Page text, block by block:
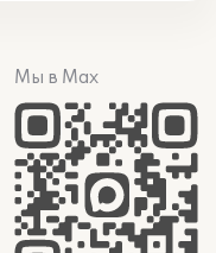
Мы в Max